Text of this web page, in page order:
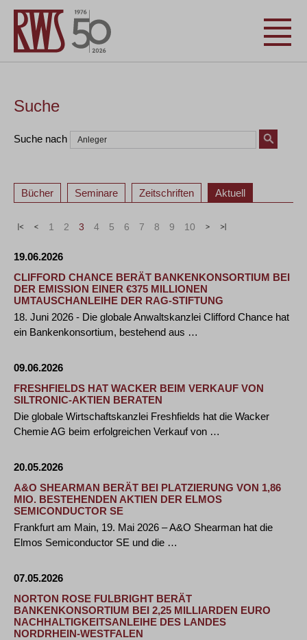
Suche
Suche nach
Bücher Seminare Zeitschriften Aktuell
« < 1 2 3 4 5 6 7 8 9 10 > »
19.06.2026
CLIFFORD CHANCE BERÄT BANKENKONSORTIUM BEI
DER EMISSION EINER €375 MILLIONEN
UMTAUSCHANLEIHE DER RAG-STIFTUNG
18. Juni 2026 - Die globale Anwaltskanzlei Clifford Chance hat
ein Bankenkonsortium, bestehend aus …
09.06.2026
FRESHFIELDS HAT WACKER BEIM VERKAUF VON
SILTRONIC-AKTIEN BERATEN
Die globale Wirtschaftskanzlei Freshfields hat die Wacker
Chemie AG beim erfolgreichen Verkauf von …
20.05.2026
A&O SHEARMAN BERÄT BEI PLATZIERUNG VON 1,86
MIO. BESTEHENDEN AKTIEN DER ELMOS
SEMICONDUCTOR SE
Frankfurt am Main, 19. Mai 2026 – A&O Shearman hat die
Elmos Semiconductor SE und die …
07.05.2026
NORTON ROSE FULBRIGHT BERÄT
BANKENKONSORTIUM BEI 2,25 MILLIARDEN EURO
NACHHALTIGKEITSANLEIHE DES LANDES
NORDRHEIN-WESTFALEN